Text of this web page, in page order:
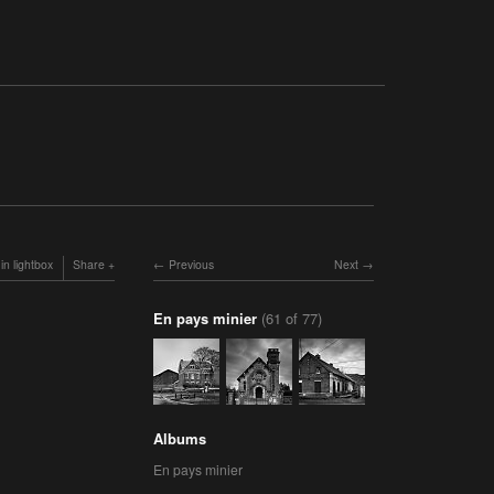
lightbox Share Next
Previous
En pays minier (61 of 77)
Albums
En pays minier